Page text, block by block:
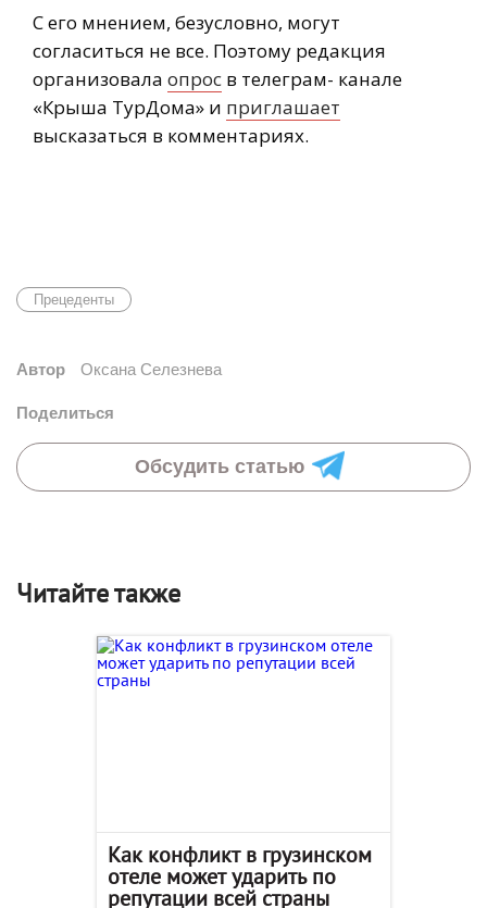
С его мнением, безусловно, могут
согласиться не все. Поэтому редакция
организовала опрос в телеграм- канале
«Крыша ТурДома» и приглашает
высказаться в комментариях.
Прецеденты
Автор Оксана Селезнева
Поделиться
Обсудить статью
Читайте также
Как конфликт в грузинском
отеле может ударить по
репутации всей страны